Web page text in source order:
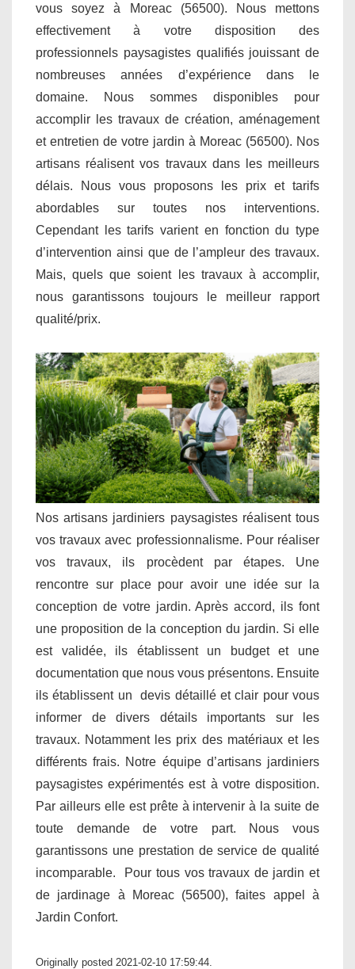
vous soyez à Moreac (56500). Nous mettons
effectivement à votre disposition des
professionnels paysagistes qualifiés jouissant de
nombreuses années d’expérience dans le
domaine. Nous sommes disponibles pour
accomplir les travaux de création, aménagement
et entretien de votre jardin à Moreac (56500). Nos
artisans réalisent vos travaux dans les meilleurs
délais. Nous vous proposons les prix et tarifs
abordables sur toutes nos interventions.
Cependant les tarifs varient en fonction du type
d’intervention ainsi que de l’ampleur des travaux.
Mais, quels que soient les travaux à accomplir,
nous garantissons toujours le meilleur rapport
qualité/prix.
Nos artisans jardiniers paysagistes réalisent tous
vos travaux avec professionnalisme. Pour réaliser
vos travaux, ils procèdent par étapes. Une
rencontre sur place pour avoir une idée sur la
conception de votre jardin. Après accord, ils font
une proposition de la conception du jardin. Si elle
est validée, ils établissent un budget et une
documentation que nous vous présentons. Ensuite
ils établissent un devis détaillé et clair pour vous
informer de divers détails importants sur les
travaux. Notamment les prix des matériaux et les
différents frais. Notre équipe d’artisans jardiniers
paysagistes expérimentés est à votre disposition.
Par ailleurs elle est prête à intervenir à la suite de
toute demande de votre part. Nous vous
garantissons une prestation de service de qualité
incomparable. Pour tous vos travaux de jardin et
de jardinage à Moreac (56500), faites appel à
Jardin Confort.
Originally posted 2021-02-10 17:59:44.